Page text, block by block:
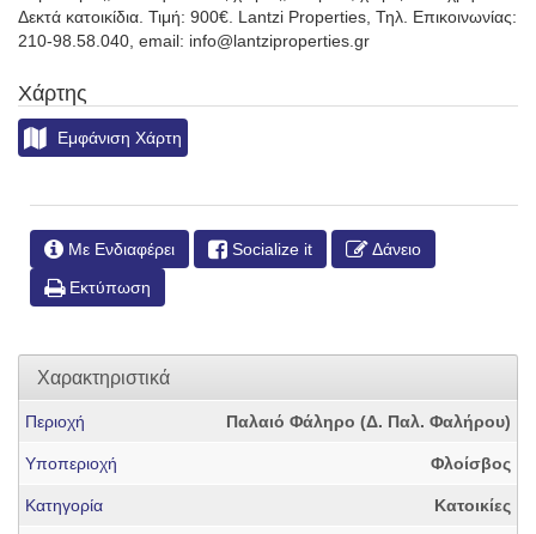
Δεκτά κατοικίδια. Τιμή: 900€. Lantzi Properties, Τηλ. Επικοινωνίας:
210-98.58.040, email: info@lantziproperties.gr
Χάρτης
Εμφάνιση Χάρτη
Με Ενδιαφέρει Socialize it
Δάνειο
Εκτύπωση
Χαρακτηριστικά
Περιοχή Παλαιό Φάληρο (Δ. Παλ. Φαλήρου)
Υποπεριοχή Φλοίσβος
Κατηγορία Κατοικίες